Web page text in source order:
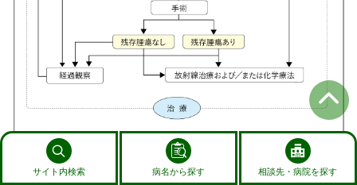
しんけいこうしゅ
サイト内検索 病名から探す 相談先・病院を探す